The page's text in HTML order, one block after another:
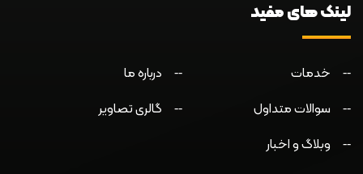
لینک های مفید
خدمات
درباره ما
سوالات متداول
گالری تصاویر
وبلاگ و اخبار